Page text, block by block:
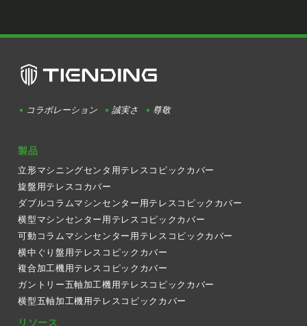
コラボレーション 誠実さ 尊敬
製品
立形マシニングセンタ用テレスコピックカバー
旋盤用テレスコカバー
ダブルコラムマシンセンター用テレスコピックカバー
横型マシンセンター用テレスコピックカバー
可動コラムマシンセンター用テレスコピックカバー
横中ぐり盤用テレスコピックカバー
複合加工機用テレスコピックカバー
ガントリー五軸加工機用テレスコピックカバー
横型五軸加工機用テレスコピックカバー
リソース